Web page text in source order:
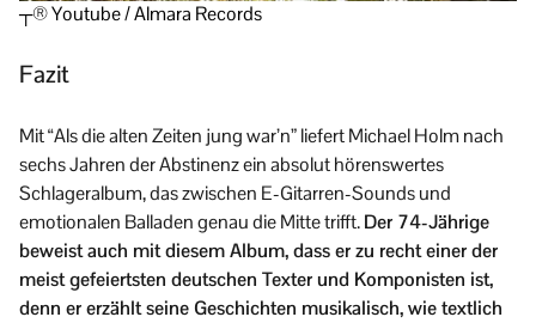
┬® Youtube / Almara Records
Fazit
Mit “Als die alten Zeiten jung war’n” liefert Michael Holm nach
sechs Jahren der Abstinenz ein absolut hörenswertes
Schlageralbum, das zwischen E-Gitarren-Sounds und
emotionalen Balladen genau die Mitte trifft.Der 74-Jährige
beweist auch mit diesem Album, dass er zu recht einer der
meist gefeiertsten deutschen Texter und Komponisten ist,
denn er erzählt seine Geschichten musikalisch, wie textlich